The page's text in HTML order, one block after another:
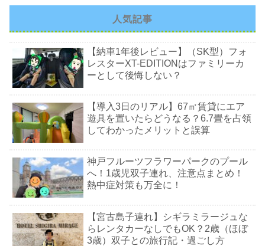
人気記事
【納車1年後レビュー】（SK型）フォ
レスターXT-EDITIONはファミリーカ
ーとして後悔しない？
【導入3日のリアル】67㎡賃貸にエア
遊具を置いたらどうなる？6.7畳を占領
してわかったメリットと誤算
神戸フルーツフラワーパークのプール
へ！1歳児双子連れ、注意点まとめ！
熱中症対策も万全に！
【宮古島子連れ】シギラミラージュな
らレンタカーなしでもOK？2歳（ほぼ
3歳）双子との旅行記・過ごし方